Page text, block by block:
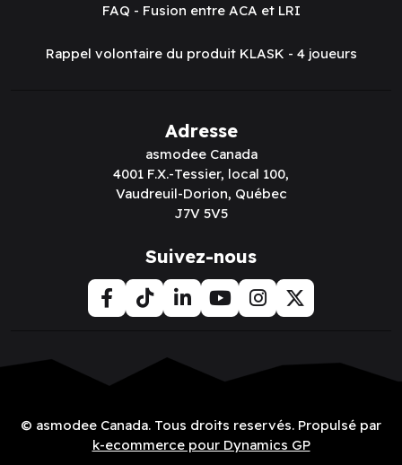
FAQ - Fusion entre ACA et LRI
Rappel volontaire du produit KLASK - 4 joueurs
Adresse
asmodee Canada
4001 F.X.-Tessier, local 100,
Vaudreuil-Dorion, Québec
J7V 5V5
Suivez-nous
© asmodee Canada. Tous droits reservés. Propulsé par
k-ecommerce pour Dynamics GP